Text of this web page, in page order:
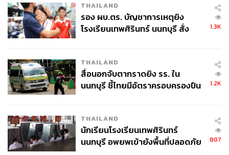
THAILAND
รอง ผบ.ตร. บัญชาการเหตุยิง
โรงเรียนเทพศิรินทร์ นนทบุรี สั่ง
1.3K
THAILAND
สื่อนอกจับตากราดยิง รร. ใน
นนทบุรี ชี้ไทยมีอัตราครอบครองปืน
1.2K
THAILAND
นักเรียนโรงเรียนเทพศิรินทร์
นนทบุรี อพยพเข้ายังพื้นที่ปลอดภัย
807